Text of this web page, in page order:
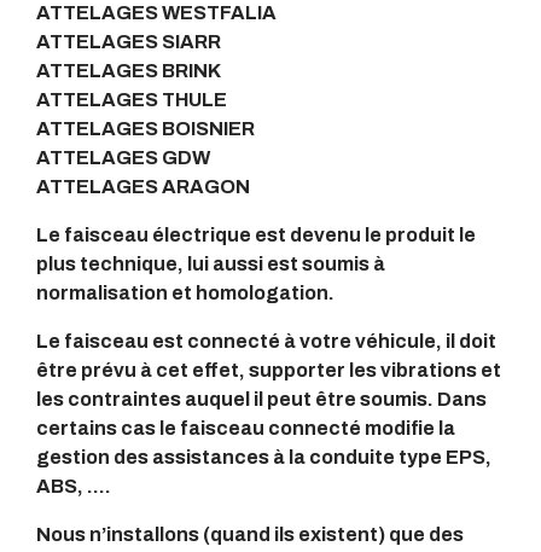
ATTELAGES WESTFALIA
ATTELAGES SIARR
ATTELAGES BRINK
ATTELAGES THULE
ATTELAGES BOISNIER
ATTELAGES GDW
ATTELAGES ARAGON
Le faisceau électrique est devenu le produit le
plus technique, lui aussi est soumis à
normalisation et homologation.
Le faisceau est connecté à votre véhicule, il doit
être prévu à cet effet, supporter les vibrations et
les contraintes auquel il peut être soumis. Dans
certains cas le faisceau connecté modifie la
gestion des assistances à la conduite type EPS,
ABS, ….
Nous n’installons (quand ils existent) que des